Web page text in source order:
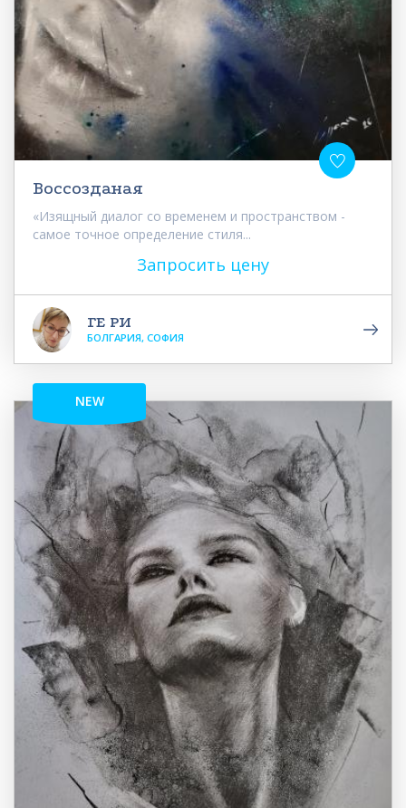
Воссозданая
«Изящный диалог со временем и пространством -
самое точное определение стиля...
Запросить цену
ГЕ РИ
БОЛГАРИЯ, СОФИЯ
NEW